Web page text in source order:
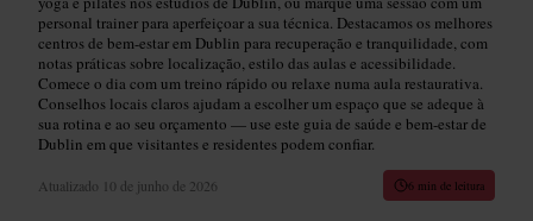
personal trainer para aperfeiçoar a sua técnica. Destacamos os melhores
centros de bem-estar em Dublin para recuperação e tranquilidade, com
notas práticas sobre localização, estilo das aulas e acessibilidade.
Comece o dia com um treino rápido ou relaxe numa aula restaurativa.
Conselhos locais claros ajudam a escolher um espaço que se adeque à
sua rotina e ao seu orçamento — use este guia de saúde e bem-estar de
Dublin em que visitantes e residentes podem confiar.
Atualizado 10 de junho de 2026 6 min de leitura